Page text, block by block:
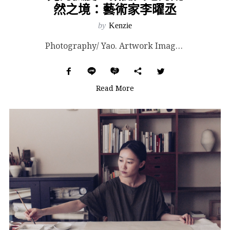
然之境：藝術家李曜丞
by Kenzie
Photography/ Yao. Artwork Images Courtesy of 李曜丞. ...
Read More